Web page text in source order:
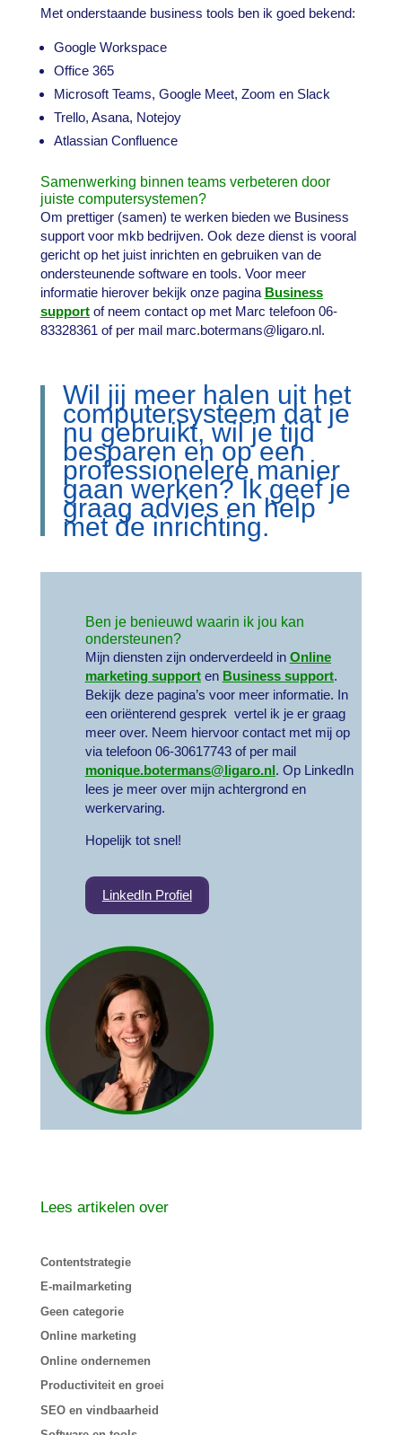
Met onderstaande business tools ben ik goed bekend:
Google Workspace
Office 365
Microsoft Teams, Google Meet, Zoom en Slack
Trello, Asana, Notejoy
Atlassian Confluence
Samenwerking binnen teams verbeteren door
juiste computersystemen?
Om prettiger (samen) te werken bieden we Business
support voor mkb bedrijven. Ook deze dienst is vooral
gericht op het juist inrichten en gebruiken van de
ondersteunende software en tools. Voor meer
informatie hierover bekijk onze pagina Business
supportof neem contact op met Marc telefoon 06-
83328361 of per mail marc.botermans@ligaro.nl.
Wil jij meer halen uit het
computersysteem dat je
nu gebruikt, wil je tijd
besparen en op een
professionelere manier
gaan werken? Ik geef je
graag advies en help
met de inrichting.
Ben je benieuwd waarin ik jou kan
ondersteunen?
Mijn diensten zijn onderverdeeld in Online
marketing supporten Business support.
Bekijk deze pagina’s voor meer informatie. In
een oriënterend gesprek vertel ik je er graag
meer over. Neem hiervoor contact met mij op
via telefoon 06-30617743 of per mail
monique.botermans@ligaro.nl. Op LinkedIn
lees je meer over mijn achtergrond en
werkervaring.
Hopelijk tot snel!
LinkedIn Profiel
Lees artikelen over
Contentstrategie
E-mailmarketing
Geen categorie
Online marketing
Online ondernemen
Productiviteit en groei
SEO en vindbaarheid